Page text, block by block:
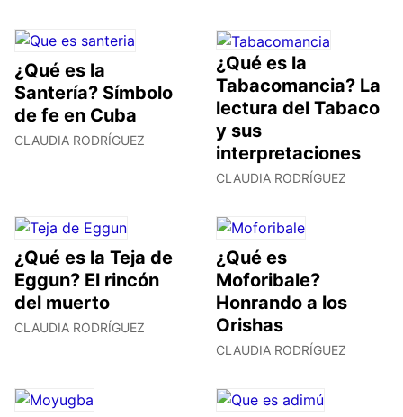
¿Qué es la
Santería? Símbolo
de fe en Cuba
CLAUDIA RODRÍGUEZ
¿Qué es la
Tabacomancia? La
lectura del Tabaco
y sus
interpretaciones
CLAUDIA RODRÍGUEZ
¿Qué es la Teja de
Eggun? El rincón
del muerto
CLAUDIA RODRÍGUEZ
¿Qué es
Moforibale?
Honrando a los
Orishas
CLAUDIA RODRÍGUEZ